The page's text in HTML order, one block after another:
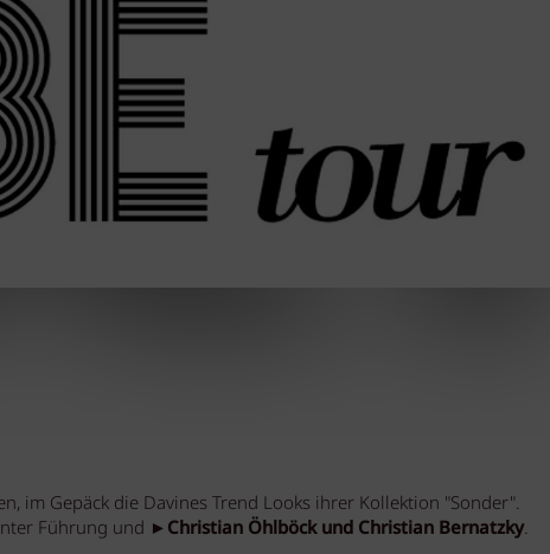
im Gepäck die Davines Trend Looks ihrer Kollektion "Sonder".
Führung und ►Christian Öhlböck und Christian Bernatzky.